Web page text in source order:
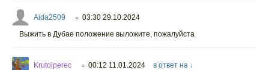
Aida2509 ○ 03:30 29.10.2024
Выжить в Дубае положение выложите, пожалуйста
Krutoiperec ○ 00:12 11.01.2024
в ответ на ↓